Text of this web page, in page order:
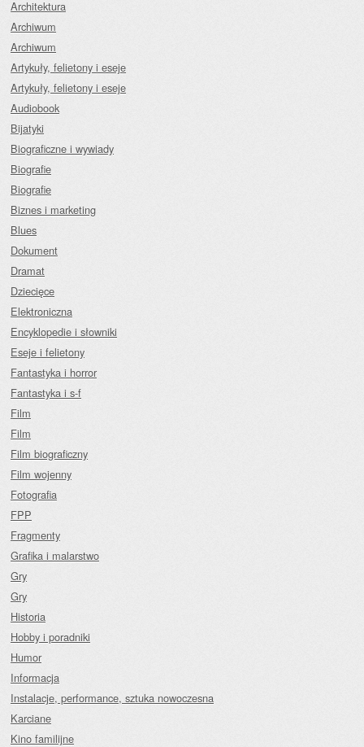
Architektura
Archiwum
Archiwum
Artykuły, felietony i eseje
Artykuły, felietony i eseje
Audiobook
Bijatyki
Biograficzne i wywiady
Biografie
Biografie
Biznes i marketing
Blues
Dokument
Dramat
Dziecięce
Elektroniczna
Encyklopedie i słowniki
Eseje i felietony
Fantastyka i horror
Fantastyka i s-f
Film
Film
Film biograficzny
Film wojenny
Fotografia
FPP
Fragmenty
Grafika i malarstwo
Gry
Gry
Historia
Hobby i poradniki
Humor
Informacja
Instalacje, performance, sztuka nowoczesna
Karciane
Kino familijne